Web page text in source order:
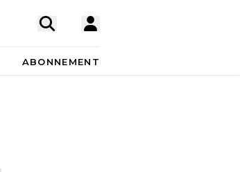
ABONNEMENT